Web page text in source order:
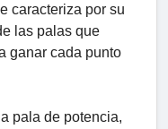
caracteriza por su
las palas que
ganar cada punto
pala de potencia,